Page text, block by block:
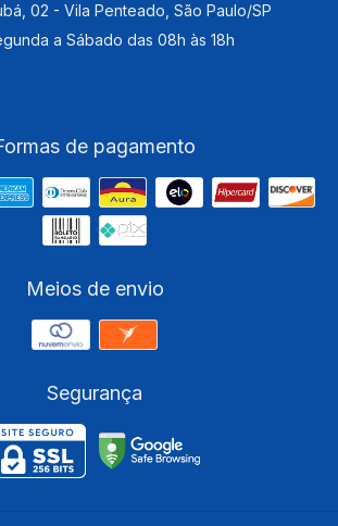
02 - Vila Penteado, São Paulo/SP
a Sábado das 08h às 18h
de pagamento
Meios de envio
Segurança